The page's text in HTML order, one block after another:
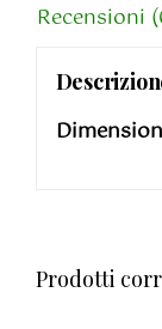
Recensioni
Prodotti